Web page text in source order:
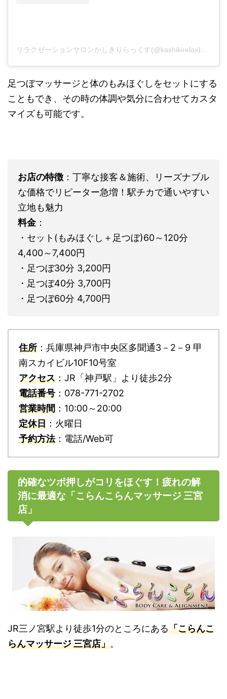
足つぼマッサージと体のもみほぐしをセットにする
こともでき、その時の体調や気分に合わせてカスタ
マイズも可能です。
お店の特徴 ：丁寧な接客＆施術、リーズナブル
な価格でリピーター急増！駅チカで通いやすい
立地も魅力
料金：
・セット(もみほぐし＋足つぼ)60～120分
4,400～7,400円
・足つぼ30分 3,200円
・足つぼ40分 3,700円
・足つぼ60分 4,700円
住所 ：兵庫県神戸市中央区多聞通3－2－9 甲
南スカイビル10F10号室
アクセス ：JR「神戸駅」より徒歩2分
電話番号 ：078-771-2702
営業時間 ：10:00～20:00
定休日 ：火曜日
予約方法：電話/Web可
的確なツボ押しがコリをほぐす！疲れの解
消に最適な「こらんこらんマッサージ 三宮
店」
JR三ノ宮駅より徒歩1分のところにある「こらんこ
らんマッサージ 三宮店」。